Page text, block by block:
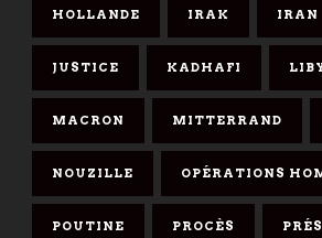
HOLLANDE IRAK IRAN
JUSTICE KADHAFI
MACRON MITTERRAND
NOUZILLE OPÉRATIONS
POUTINE PROCÈS